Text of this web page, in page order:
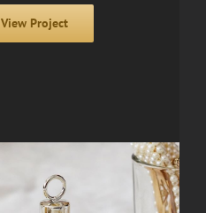
View Project